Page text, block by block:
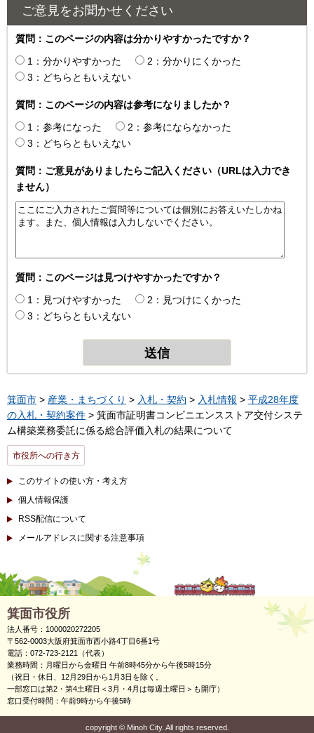
ご意見をお聞かせください
質問：このページの内容は分かりやすかったですか？
1：分かりやすかった
2：分かりにくかった
3：どちらともいえない
質問：このページの内容は参考になりましたか？
1：参考になった
2：参考にならなかった
3：どちらともいえない
質問：ご意見がありましたらご記入ください（URLは入力でき
ません）
質問：このページは見つけやすかったですか？
1：見つけやすかった
2：見つけにくかった
3：どちらともいえない
箕面市 > 産業・まちづくり > 入札・契約 > 入札情報 > 平成28年度
の入札・契約案件 > 箕面市証明書コンビニエンスストア交付システ
ム構築業務委託に係る総合評価入札の結果について
市役所への行き方
このサイトの使い方・考え方
個人情報保護
RSS配信について
メールアドレスに関する注意事項
箕面市役所
法人番号：1000020272205
〒562-0003大阪府箕面市西小路4丁目6番1号
電話：072-723-2121（代表）
業務時間：月曜日から金曜日 午前8時45分から午後5時15分
（祝日・休日、12月29日から1月3日を除く。
一部窓口は第2・第4土曜日＜3月・4月は毎週土曜日＞も開庁）
窓口受付時間：午前9時から午後5時
copyright ©Minoh City. All rights reserved.